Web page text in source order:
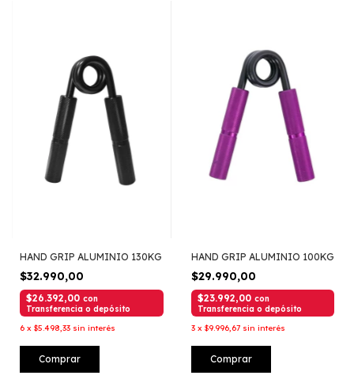
HAND GRIP ALUMINIO 130KG
$32.990,00
$26.392,00 con
Transferencia o depósito
6 x $5.498,33 sin interés
Comprar
HAND GRIP ALUMINIO 100KG
$29.990,00
$23.992,00 con
Transferencia o depósito
3 x $9.996,67 sin interés
Comprar